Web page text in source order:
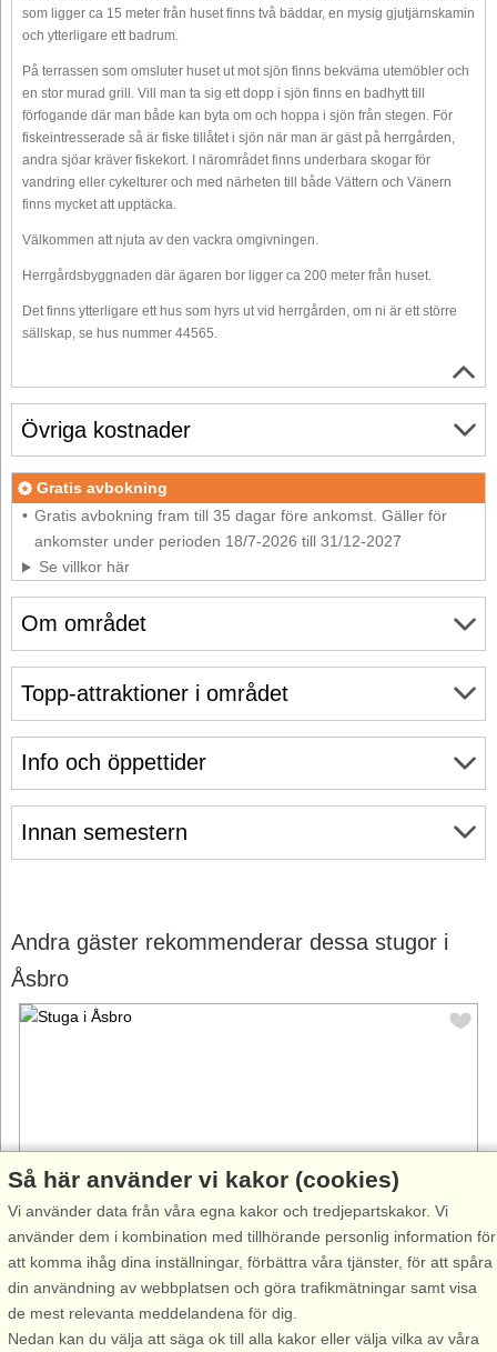
som ligger ca 15 meter från huset finns två bäddar, en mysig gjutjärnskamin
och ytterligare ett badrum.
På terrassen som omsluter huset ut mot sjön finns bekväma utemöbler och
en stor murad grill. Vill man ta sig ett dopp i sjön finns en badhytt till
förfogande där man både kan byta om och hoppa i sjön från stegen. För
fiskeintresserade så är fiske tillåtet i sjön när man är gäst på herrgården,
andra sjöar kräver fiskekort. I närområdet finns underbara skogar för
vandring eller cykelturer och med närheten till både Vättern och Vänern
finns mycket att upptäcka.
Välkommen att njuta av den vackra omgivningen.
Herrgårdsbyggnaden där ägaren bor ligger ca 200 meter från huset.
Det finns ytterligare ett hus som hyrs ut vid herrgården, om ni är ett större
sällskap, se hus nummer 44565.
Om området
Info och öppettider
Innan semestern
Övriga kostnader
Gratis avbokning
Gratis avbokning fram till 35 dagar före ankomst. Gäller för
ankomster under perioden 18/7-2026 till 31/12-2027
Se villkor här
Topp-attraktioner i området
Andra gäster rekommenderar dessa stugor i
Åsbro
Stugnr: 44565
4 personer, 100 m²
Så här använder vi kakor (cookies)
Vi använder data från våra egna kakor och tredjepartskakor. Vi
använder dem i kombination med tillhörande personlig information för
att komma ihåg dina inställningar, förbättra våra tjänster, för att spåra
din användning av webbplatsen och göra trafikmätningar samt visa
de mest relevanta meddelandena för dig.
Nedan kan du välja att säga ok till alla kakor eller välja vilka av våra